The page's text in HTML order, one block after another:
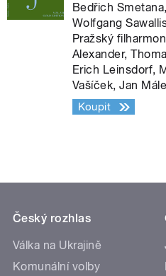
Bedřich
Wolfgang
Pražský
Alexander,
Erich Leinsdorf,
Vašíček, Jan
Koupit
Český rozhlas
Válka na Ukrajině
Komunální volby